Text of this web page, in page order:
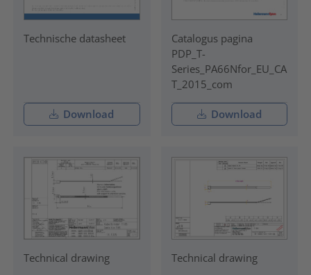
Technische datasheet
Download
Catalogus pagina
PDP_T-
Series_PA66Nfor_EU_CA
T_2015_com
Download
Technical drawing Technical drawing